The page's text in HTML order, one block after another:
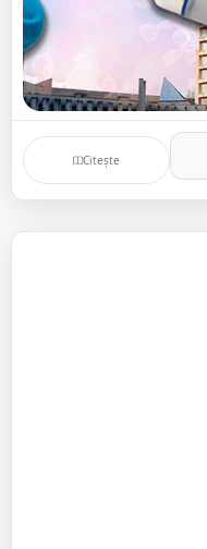
Citește